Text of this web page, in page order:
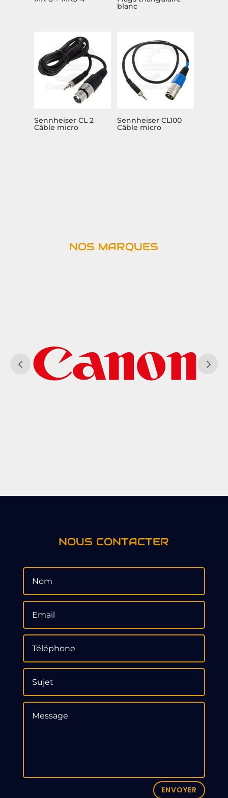
blanc
Sennheiser CL 2
Câble micro
Sennheiser CL100
Câble micro
NOS MARQUES
NOUS CONTACTER
ENVOYER